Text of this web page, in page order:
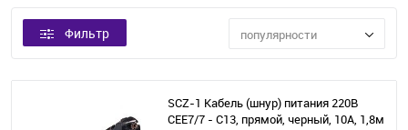
Фильтр популярности
SCZ-1 Кабель (шнур) питания 220В
CEE7/7 - C13, прямой, черный, 10А, 1,8м